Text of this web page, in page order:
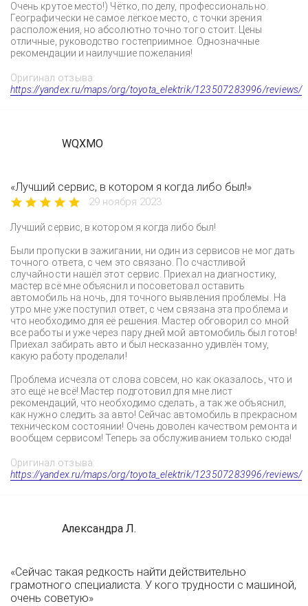
Очень крутое место!) Чётко, по делу, профессионально.
Географически не самое лёгкое место, с точки зрения
расположения, но абсолютно точно того стоит. Цены
отличные, руководство гостеприимное. Однозначные
рекомендации и наилучшие пожелания!
Оригинал отзыва:
https://yandex.ru/maps/org/toyota_elektrik/123507283996/reviews/
WQXMO
«Лучший сервис, в котором я когда либо был!»
29 ноября 2023
Лучший сервис, в котором я когда либо был!
Были пропуски в зажигании, ни один из сервисов не мог дать
точного ответа, с чем это связано. По счастливой
случайности нашёл этот сервис. Приехал на диагностику,
мастер всё мне объяснил и посоветовал оставить
автомобиль на ночь, для точного выявления проблемы. На
утро мне уже поступил ответ, с чем связана эта проблема и
что необходимо для её решения. Мастер обговорил со мной
все работы и уже через пару дней мой автомобиль был готов!
Приехал забирать авто и был несказанно удивлён тому,
какую работу проделали!
Проблема исчезла от слова совсем, но как оказалось, что и
это ещё не всё! Мастер подготовил для мне лист
рекомендаций, что необходимо сделать, а так же объяснил,
как нужно следить за авто! Сейчас автомобиль в прекрасном
техническом состоянии! Очень доволен качеством ремонта и
вообщем сервисом! Теперь за обслуживанием только сюда!
Оригинал отзыва:
https://yandex.ru/maps/org/toyota_elektrik/123507283996/reviews/
Александра Л.
«Сейчас такая редкость найти действительно
грамотного специалиста. У кого трудности с машиной,
очень советую»